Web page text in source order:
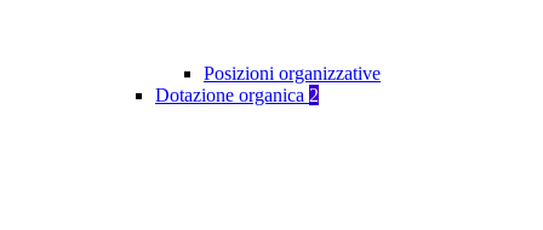
Posizioni organizzative
Dotazione organica 2